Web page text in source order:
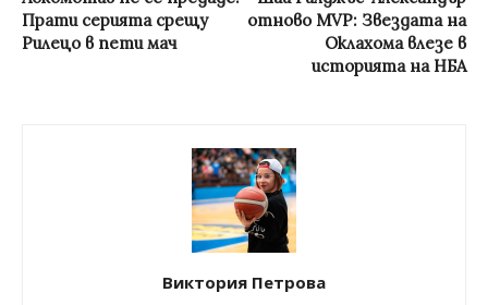
Прати серията срещу
Рилецо в пети мач
отново MVP: Звездата на
Оклахома влезе в
историята на НБА
Виктория Петрова